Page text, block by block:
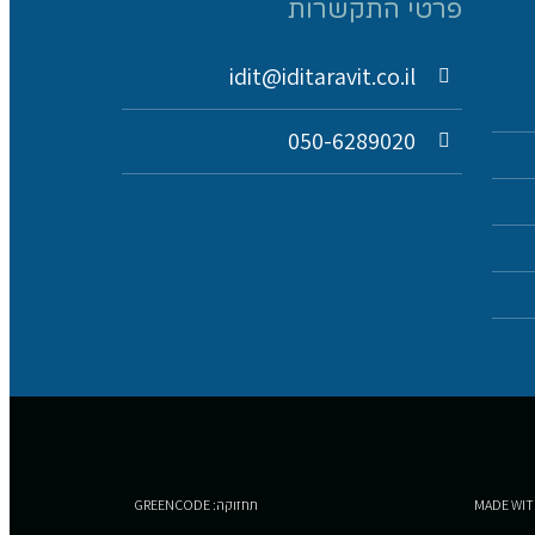
פרטי התקשרות
idit@iditaravit.co.il
050-6289020
תחזוקה: GREENCODE